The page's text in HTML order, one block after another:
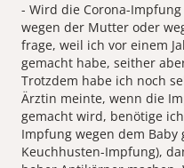
- Wird die Corona-
wegen der Mutter oder
frage, weil ich vor einem
gemacht habe, seither
Trotzdem habe ich noch
Ärztin meinte, wenn die
gemacht wird, benötige
Impfung wegen dem Baby
Keuchhusten-Impfung),